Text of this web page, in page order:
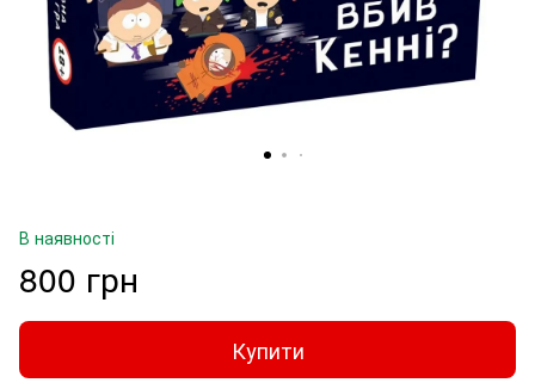
В наявності
800 грн
Купити